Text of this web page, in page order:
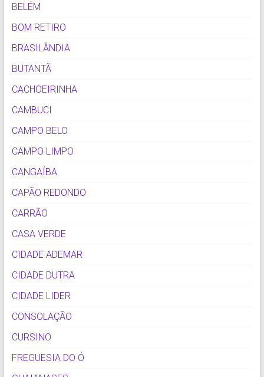
BELÉM
BOM RETIRO
BRASILÂNDIA
BUTANTÃ
CACHOEIRINHA
CAMBUCI
CAMPO BELO
CAMPO LIMPO
CANGAÍBA
CAPÃO REDONDO
CARRÃO
CASA VERDE
CIDADE ADEMAR
CIDADE DUTRA
CIDADE LIDER
CONSOLAÇÃO
CURSINO
FREGUESIA DO Ó